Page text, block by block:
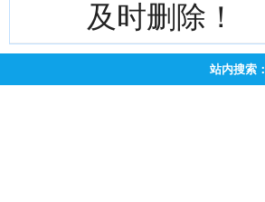
及时删除！
站内搜索：